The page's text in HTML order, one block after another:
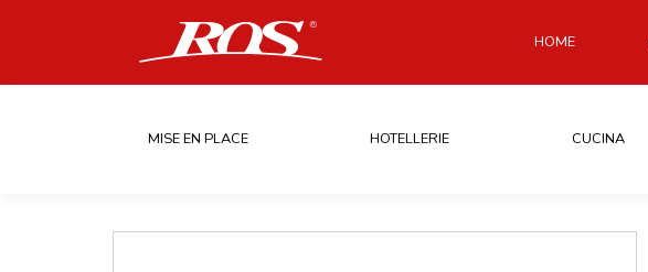
HOME
MISE EN PLACE HOTELLERIE CUCINA